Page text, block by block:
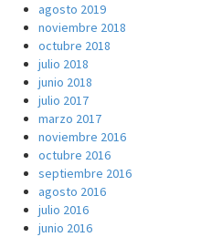
agosto 2019
noviembre 2018
octubre 2018
julio 2018
junio 2018
julio 2017
marzo 2017
noviembre 2016
octubre 2016
septiembre 2016
agosto 2016
julio 2016
junio 2016